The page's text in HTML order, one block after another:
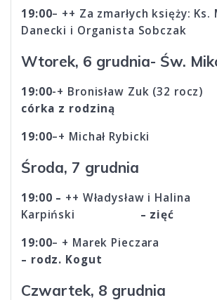
19:00– ++ Za zmarłych księży: Ks.
Danecki i Organista Sobczak
Wtorek, 6 grudnia- Św.
19:00-+ Bronisław Zuk
córka z rodziną
19:00–+ Michał Rybicki
Środa, 7 grudnia
19:00 – ++ Władysław i Halina
Karpiński – zięć
19:00– + Marek
– rodz. Kogut
Czwartek, 8 grudnia